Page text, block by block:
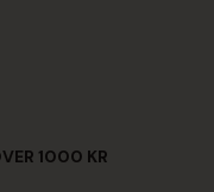
1000 KR